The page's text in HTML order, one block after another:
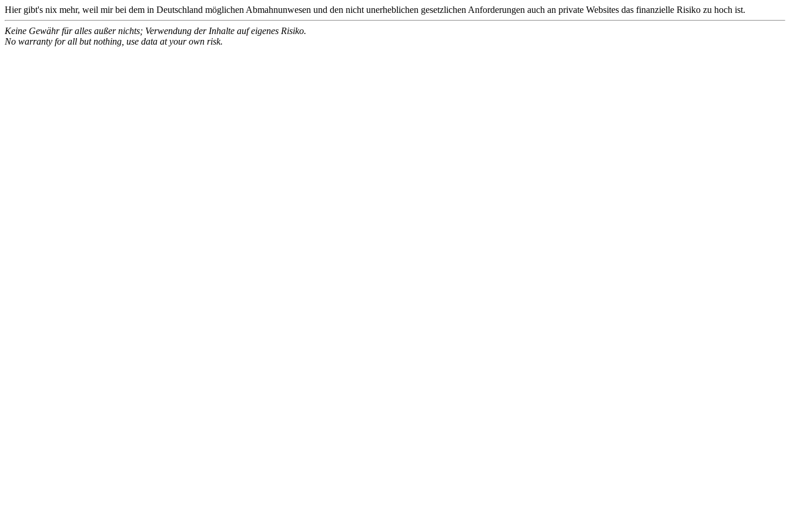
Hier gibt's nix mehr, weil mir bei dem in Deutschland möglichen Abmahnunwesen und den nicht unerheblichen gesetzlichen Anforderungen auch an private Websites das finanzielle Risiko zu hoch ist.
Keine Gewähr für alles außer nichts; Verwendung der Inhalte auf eigenes Risiko.
No warranty for all but nothing, use data at your own risk.